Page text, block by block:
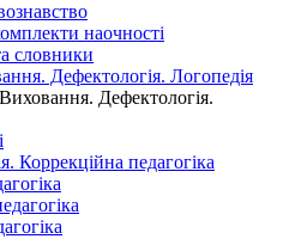
наочності
словники
Дефектологія. Логопедія
Дефектологія.
Коррекційна педагогіка